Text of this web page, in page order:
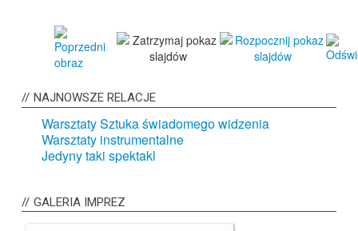
NAJNOWSZERELACJE
Warsztaty Sztuka świadomego widzenia
Warsztaty instrumentalne
Jedyny taki spektakl
GALERIAIMPREZ